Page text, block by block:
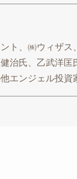
ト、㈱ウィザス
治氏、乙武洋匡
エンジェル投資